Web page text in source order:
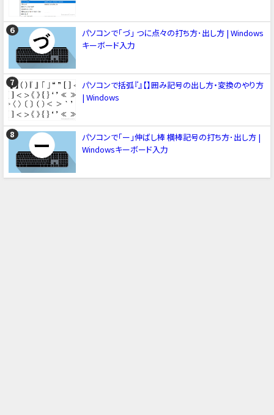
パソコンで「づ」 つに点々の打ち方･出し方 | Windows
キーボード入力
パソコンで括弧『』【】囲み記号の出し方・変換のやり方
| Windows
パソコンで「ー」伸ばし棒 横棒記号の打ち方･出し方 |
Windowsキーボード入力